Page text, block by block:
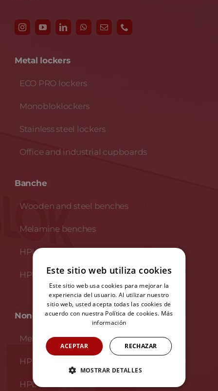
Metal lockers
ECO PRO lockers
Monobloklockers
Stainless steel lockers
Office and industrial cupboards
Banche
Wooden and steel benches
Melamine benches
HPL benches
HPL and stainless steel benches
Non-Metallic lockers
Melamine lockers
HPL lockers with profiles
HPL lockers
Este sitio web utiliza cookies
Este sitio web usa cookies para mejorar la
experiencia del usuario. Al utilizar nuestro
sitio web, usted acepta todas las cookies de
acuerdo con nuestra Política de cookies. Más
información
ACEPTAR RECHAZAR
MOSTRAR DETALLES